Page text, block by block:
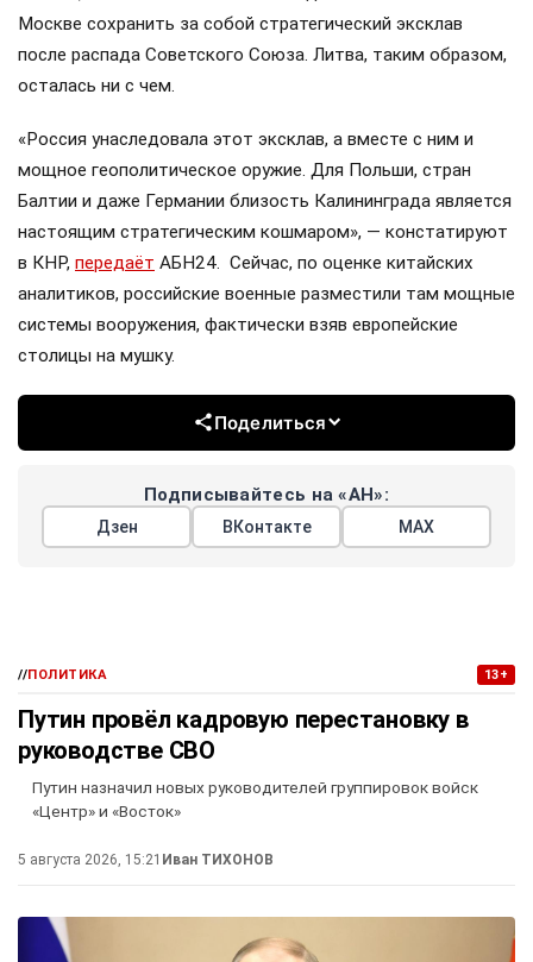
Москве сохранить за собой стратегический эксклав
после распада Советского Союза. Литва, таким образом,
осталась ни с чем.
«Россия унаследовала этот эксклав, а вместе с ним и
мощное геополитическое оружие. Для Польши, стран
Балтии и даже Германии близость Калининграда является
настоящим стратегическим кошмаром», — констатируют
в КНР, передаёт АБН24. Сейчас, по оценке китайских
аналитиков, российские военные разместили там мощные
системы вооружения, фактически взяв европейские
столицы на мушку.
Поделиться
Подписывайтесь на «АН»:
Дзен ВКонтакте МАХ
//ПОЛИТИКА 13+
Путин провёл кадровую перестановку в
руководстве СВО
Путин назначил новых руководителей группировок войск
«Центр» и «Восток»
5 августа 2026, 15:21 Иван ТИХОНОВ